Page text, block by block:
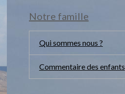
Notre famille
Qui sommes nous ?
Commentaire des enfants